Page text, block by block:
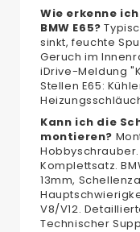
Wie erkenne
BMW E65?
sinkt, feuchte
Geruch im
iDrive-Meldung
Stellen E65:
Kann ich die
montieren?
Komplettsatz.
13mm,
V8/V12.
Technischer